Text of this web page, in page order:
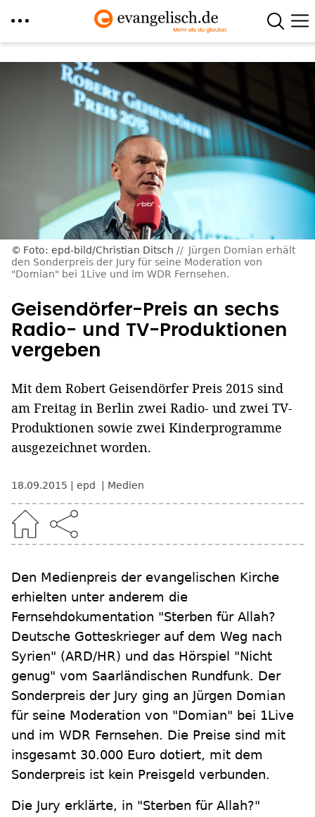
Foto: epd-bild/Christian Ditsch
Jürgen Domian erhält
den Sonderpreis der Jury für seine Moderation von
"Domian" bei 1Live und im WDR Fernsehen.
Geisendörfer-Preis an sechs
Radio- und TV-Produktionen
vergeben
Mit dem Robert Geisendörfer Preis 2015 sind
am Freitag in Berlin zwei Radio- und zwei TV-
Produktionen sowie zwei Kinderprogramme
ausgezeichnet worden.
18.09.2015 epd Medien
Den Medienpreis der evangelischen Kirche
erhielten unter anderem die
Fernsehdokumentation "Sterben für Allah?
Deutsche Gotteskrieger auf dem Weg nach
Syrien" (ARD/HR) und das Hörspiel "Nicht
genug" vom Saarländischen Rundfunk. Der
Sonderpreis der Jury ging an Jürgen Domian
für seine Moderation von "Domian" bei 1Live
und im WDR Fernsehen. Die Preise sind mit
insgesamt 30.000 Euro dotiert, mit dem
Sonderpreis ist kein Preisgeld verbunden.
Die Jury erklärte, in "Sterben für Allah?"